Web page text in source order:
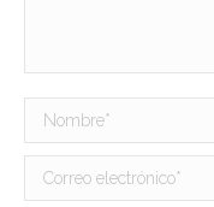
Nombre *
Correo electrónico *